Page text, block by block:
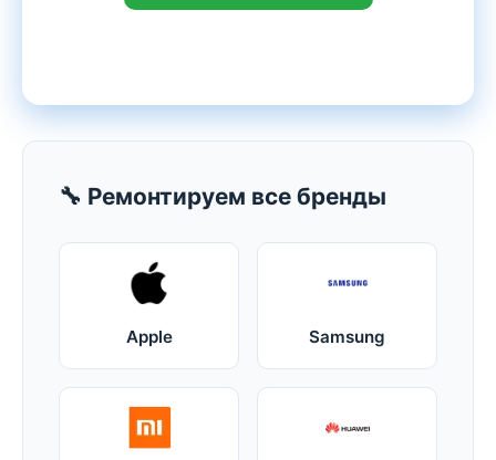
🔧 Ремонтируем все бренды
Apple Samsung